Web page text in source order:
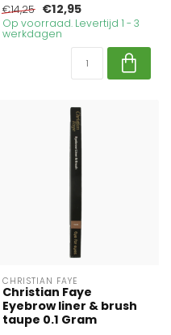
€14,25 €12,95
Op voorraad. Levertijd 1 - 3
werkdagen
CHRISTIAN FAYE
Christian Faye
Eyebrow liner & brush
taupe 0.1 Gram